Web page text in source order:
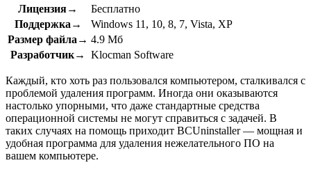
Лицензия→
Бесплатно
Поддержка→
Windows 11, 10, 8, 7, Vista, XP
Размер файла→ 4.9 Мб
Разработчик→
Klocman Software
Каждый, кто хоть раз пользовался компьютером, сталкивался с
проблемой удаления программ. Иногда они оказываются
настолько упорными, что даже стандартные средства
операционной системы не могут справиться с задачей. В
таких случаях на помощь приходит BCUninstaller — мощная и
удобная программа для удаления нежелательного ПО на
вашем компьютере.